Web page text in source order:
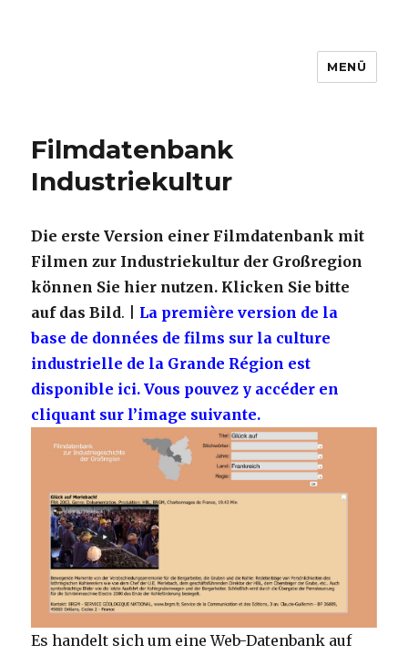
MENÜ
Filmdatenbank
Industriekultur
Die erste Version einer Filmdatenbank mit
Filmen zur Industriekultur der Großregion
können Sie hier nutzen. Klicken Sie bitte
auf das Bild. | La première version de la
base de données de films sur la culture
industrielle de la Grande Région est
disponible ici. Vous pouvez y accéder en
cliquant sur l’image suivante.
Es handelt sich um eine Web-Datenbank auf